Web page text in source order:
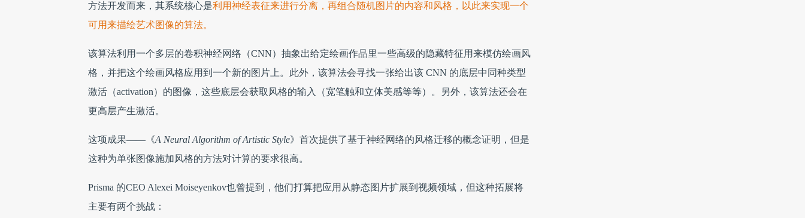
方法开发而来，其系统核心是利用神经表征来进行分离，再组合随机图片的内容和风格，以此来实现一个
可用来描绘艺术图像的算法。
该算法利用一个多层的卷积神经网络（CNN）抽象出给定绘画作品里一些高级的隐藏特征用来模仿绘画风
格，并把这个绘画风格应用到一个新的图片上。此外，该算法会寻找一张给出该 CNN 的底层中同种类型
激活（activation）的图像，这些底层会获取风格的输入（宽笔触和立体美感等等）。另外，该算法还会在
更高层产生激活。
这项成果——《A Neural Algorithm of Artistic Style》首次提供了基于神经网络的风格迁移的概念证明，但是
这种为单张图像施加风格的方法对计算的要求很高。
Prisma 的CEO Alexei Moiseyenkov也曾提到，他们打算把应用从静态图片扩展到视频领域，但这种拓展将
主要有两个挑战：